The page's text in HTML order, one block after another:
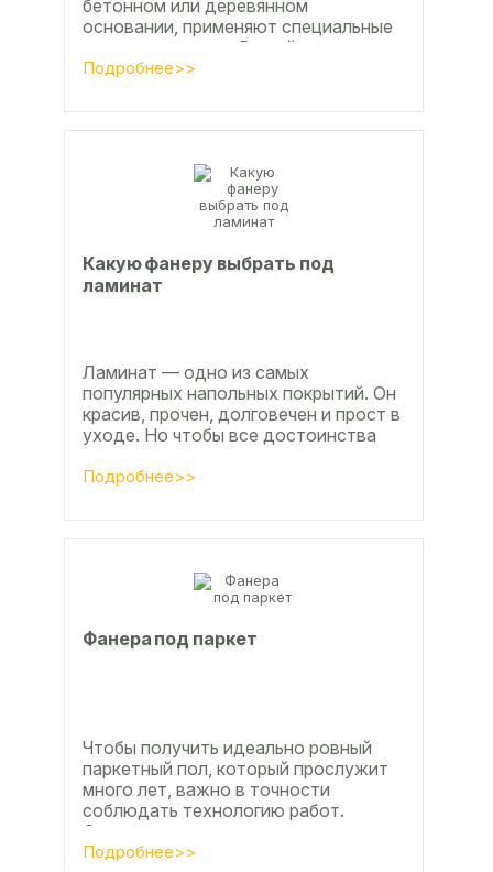
бетонном или деревянном
основании, применяют специальные
клеевые составы. В этой статье
расскажем, какой клей...
Подробнее>>
Какую фанеру выбрать под
ламинат
Ламинат — одно из самых
популярных напольных покрытий. Он
красив, прочен, долговечен и прост в
уходе. Но чтобы все достоинства
раскрылись, важно...
Подробнее>>
Фанера под паркет
Чтобы получить идеально ровный
паркетный пол, который прослужит
много лет, важно в точности
соблюдать технологию работ.
Сегодня одним из самых простых и
эффективных методов считается...
Подробнее>>